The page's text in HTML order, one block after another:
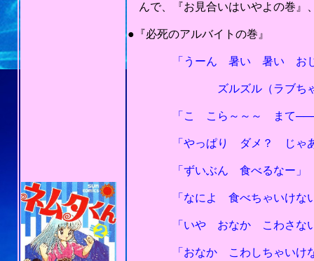
んで、『お見合いはいやよの巻』
●『必死のアルバイトの巻』
「うーん 暑い 暑い おじさ
ズルズル（ラブちゃん、ア
「こ こら～～～ まて─── ボ
「やっぱり ダメ？ じゃあ
「ずいぶん 食べるなー」
「なによ 食べちゃいけない
「いや おなか こわさない
「おなか こわしちゃいけな